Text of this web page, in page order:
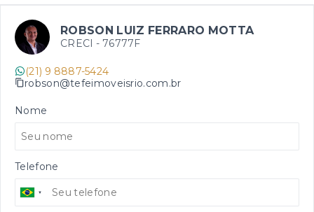
ROBSON LUIZ FERRARO MOTTA
CRECI - 76777F
(21) 9 8887-5424
robson@tefeimoveisrio.com.br
Nome
Telefone